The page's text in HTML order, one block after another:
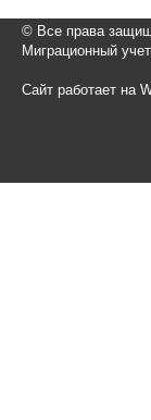
© Все права
Миграционный
Сайт работает на